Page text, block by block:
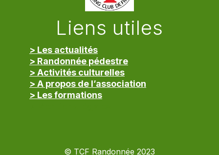
Liens utiles
> Les actualités
> Randonnée pédestre
> Activités culturelles
> A propos de l’association
> Les formations
© TCF Randonnée 2023